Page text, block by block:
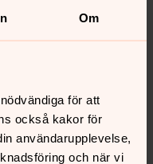
Om
för att
också kakor för
användarupplevelse,
och när vi
mellan Lycksele
höjd vid Vindelälven,
älvar.